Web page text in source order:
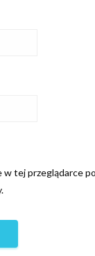
w tej przeglądarce